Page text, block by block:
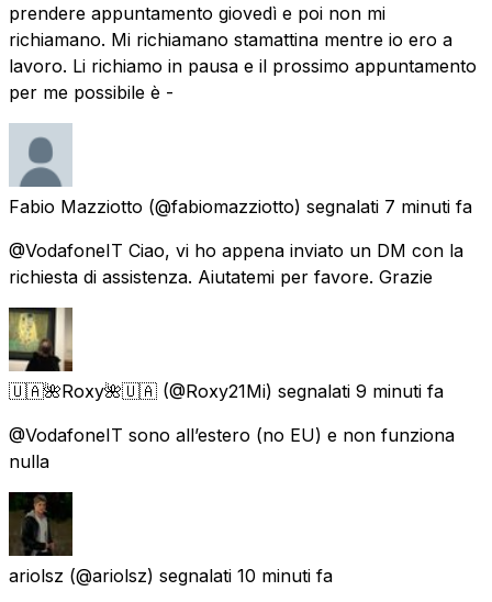
prendere appuntamento giovedì e poi non mi
richiamano. Mi richiamano stamattina mentre io ero a
lavoro. Li richiamo in pausa e il prossimo appuntamento
per me possibile è -
Fabio Mazziotto (@fabiomazziotto) segnalati 7 minuti fa
@VodafoneIT Ciao, vi ho appena inviato un DM con la
richiesta di assistenza. Aiutatemi per favore. Grazie
🇺🇦🌺Roxy🌺🇺🇦 (@Roxy21Mi) segnalati 9 minuti fa
@VodafoneIT sono all’estero (no EU) e non funziona
nulla
ariolsz (@ariolsz) segnalati 10 minuti fa